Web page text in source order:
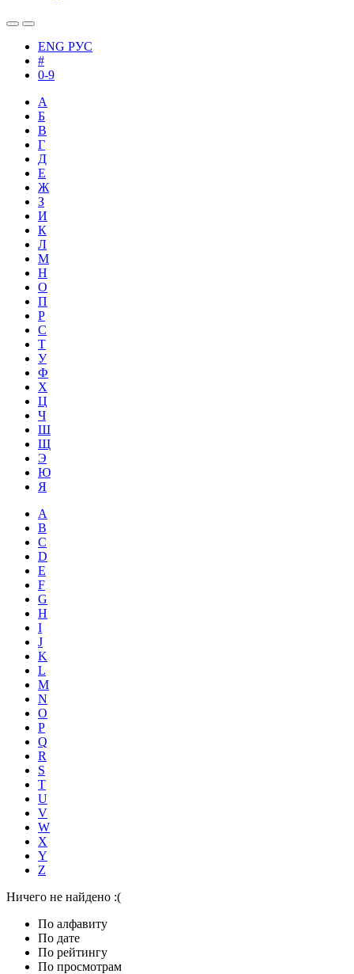
ENG РУС
#
0-9
А
Б
В
Г
Д
Е
Ж
З
И
К
Л
М
Н
О
П
Р
С
Т
У
Ф
Х
Ц
Ч
Ш
Щ
Э
Ю
Я
A
B
C
D
E
F
G
H
I
J
K
L
M
N
O
P
Q
R
S
T
U
V
W
X
Y
Z
Ничего не найдено :(
По алфавиту
По дате
По рейтингу
По просмотрам